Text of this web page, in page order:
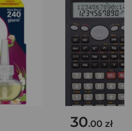
30.00 zł